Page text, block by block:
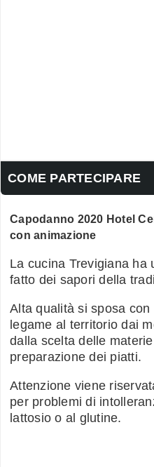
COME PARTECIPARE
Capodanno 2020 Hotel
con animazione
La cucina Trevigiana ha
fatto dei sapori della
Alta qualità si sposa
legame al territorio dai
dalla scelta delle
preparazione dei piatti.
Attenzione viene
per problemi di
lattosio o al glutine.